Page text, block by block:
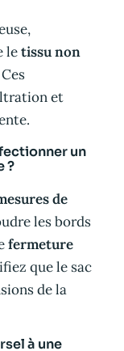
letissu non
et
un
?
de
les bords
fermeture
que le sac
de la
à une